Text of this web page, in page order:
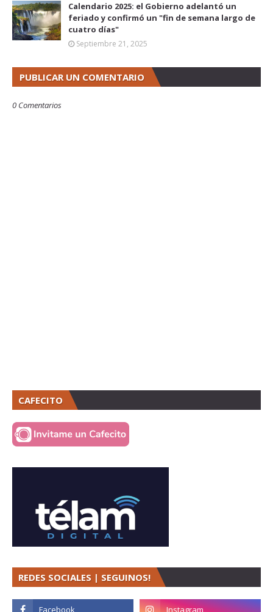
Calendario 2025: el Gobierno adelantó un
feriado y confirmó un "fin de semana largo de
cuatro días"
Septiembre 21, 2025
PUBLICAR UN COMENTARIO
0 Comentarios
CAFECITO
REDES SOCIALES | SEGUINOS!